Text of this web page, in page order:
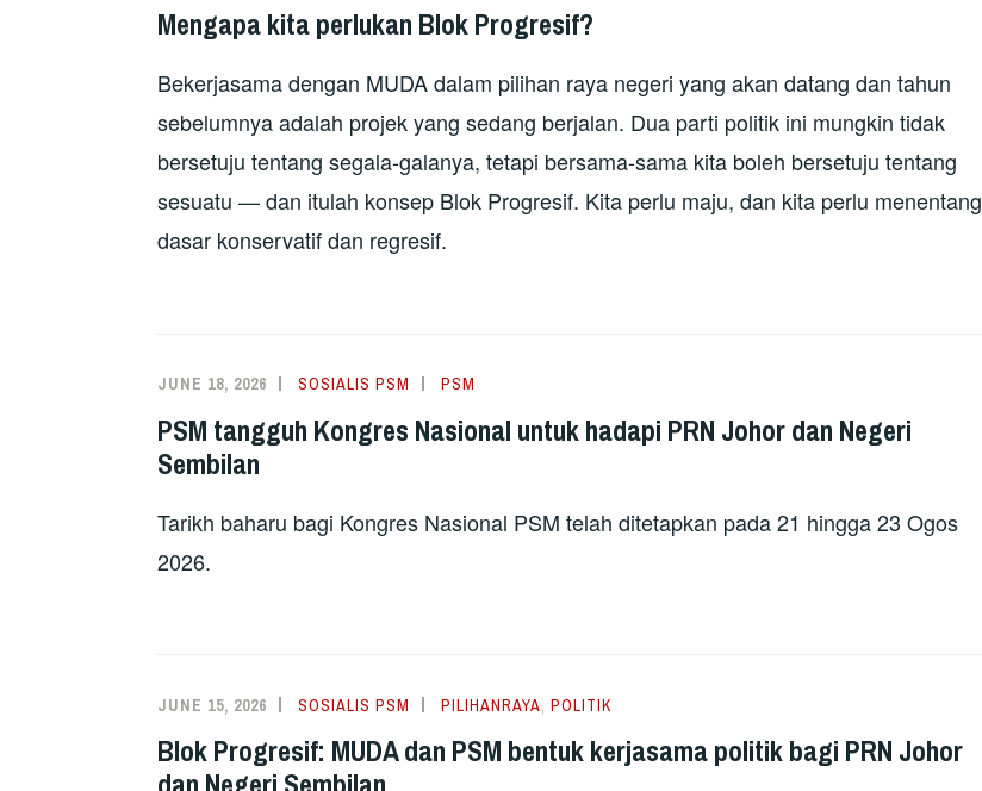
Mengapa kita perlukan Blok Progresif?
Bekerjasama dengan MUDA dalam pilihan raya negeri yang akan datang dan tahun
sebelumnya adalah projek yang sedang berjalan. Dua parti politik ini mungkin tidak
bersetuju tentang segala-galanya, tetapi bersama-sama kita boleh bersetuju tentang
sesuatu — dan itulah konsep Blok Progresif. Kita perlu maju, dan kita perlu menentang
dasar konservatif dan regresif.
JUNE 18, 2026 SOSIALIS PSM PSM
PSM tangguh Kongres Nasional untuk hadapi PRN Johor dan Negeri
Sembilan
Tarikh baharu bagi Kongres Nasional PSM telah ditetapkan pada 21 hingga 23 Ogos
2026.
JUNE 15, 2026 SOSIALIS PSM PILIHANRAYA, POLITIK
Blok Progresif: MUDA dan PSM bentuk kerjasama politik bagi PRN Johor